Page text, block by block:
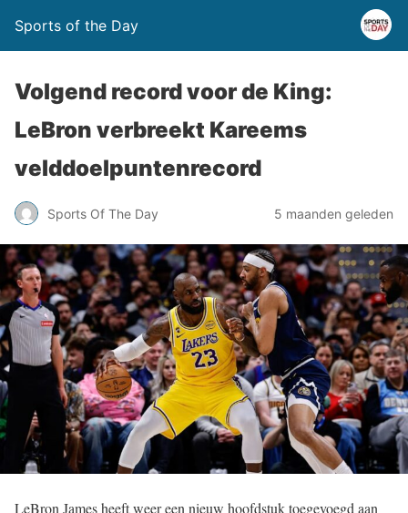
Sports of the Day
Volgend record voor de King:
LeBron verbreekt Kareems
velddoelpuntenrecord
Sports Of The Day 5 maanden geleden
LeBron James heeft weer een nieuw hoofdstuk toegevoegd aan